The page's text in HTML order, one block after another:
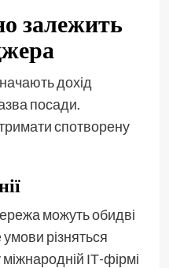
залежить
дохід
посади.
спотворену
можуть обидві
різняться
ІТ-фірмі